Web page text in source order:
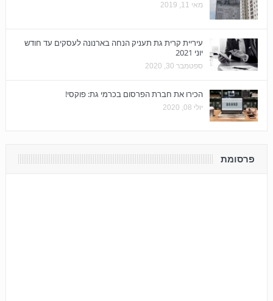
מאי 11, 2019
עיריית קרית גת תעניק הנחה בארנונה לעסקים עד חודש
יוני 2021
ספטמבר 30, 2020
הכירו את חברת הפרסום בכרמי גת: פוקסי!
יולי 08, 2020
פרסומת